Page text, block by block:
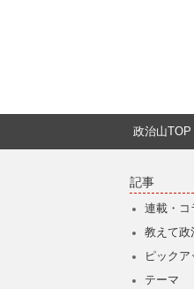
政治山TOP
記事
連載・コ
教えて政
ピック
テーマ